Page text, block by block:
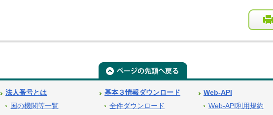
法人番号とは
国の機関等一覧
基本３情報ダウンロード
全件ダウンロード
Web-API
Web-API利用規約